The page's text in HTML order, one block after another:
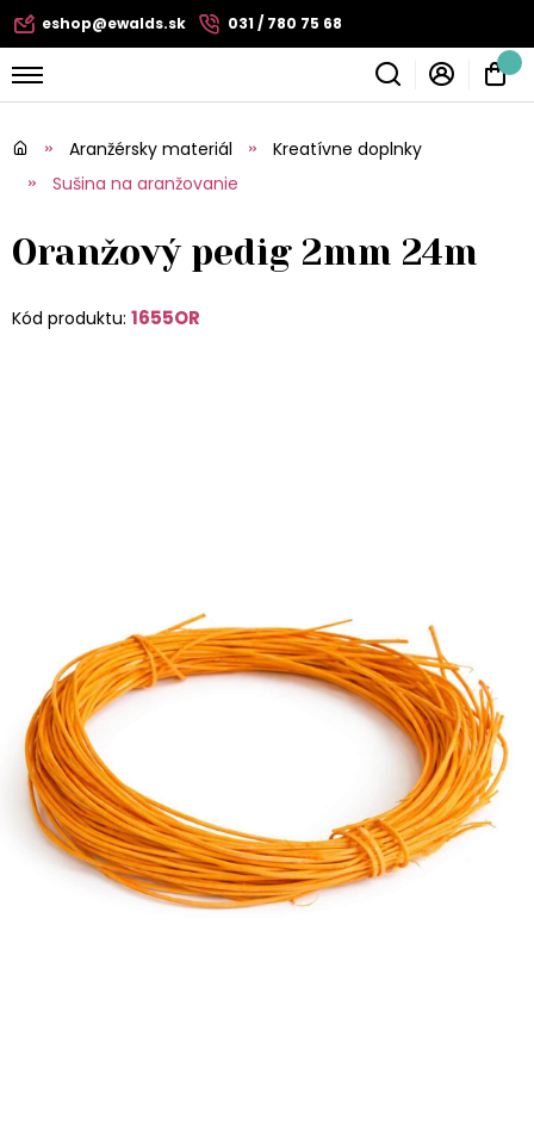
eshop@ewalds.sk 031 / 780 75 68
Aranžérsky materiál
Kreatívne doplnky
Sušina na aranžovanie
Oranžový pedig 2mm 24m
Kód produktu: 1655OR